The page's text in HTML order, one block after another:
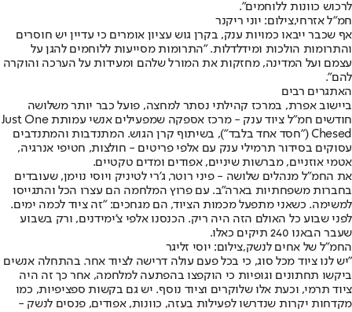
לרכוש כוונות ללוחמים".
חמ"ל אזרחי,צילום: יוני ריקנר
אף שכבר ייבאו כמויות ענק, בקרן גוש עציון אומרים כי עדיין יש חוסרים
והתרומות הולכות ומידלדלות. "התרומות מסייעות ללוחמים להגן על
עצמם ועל המדינה, מחזקות את המורל שלהם ומעידות על הערכה והוקרה
להם".
האתגרים רבים
ביישוב אפרת, במרכז קהילתי נסתר למחצה, פועל כבר יותר משלושה
חודשים חמ"ל ציוד ענק - מרכז אספקה שמפעילים אנשי עמותת Just One
Chesed ("חסד אחד בלבד"), בשיתוף קרן הגוש. המתנדבות והמתנדבים
עסוקים בסידור תרמילי ענק עם אלפי פריטים - חולצות, חטיפי אנרגיה,
אטמי אוזניים, מברשות שיניים, אפודים ומדים טקטיים.
את החמ"ל מנהלים שלושה - פיני רוטר, ג'רי לטיניק ויוסי נוימן, שעובדים
בחברות משפחתיות בארה"ב. עם פרוץ המלחמה הם עצרו הכל והתגייסו
למשימה. כשאני מתפעל מכמות הציוד, הם מגחכים: "זה ציוד לכמה ימים.
לפני שבוע כל האולם הזה היה ריק. הכנסנו אלפי צ'ימידנים, ורק בשבוע
שעבר הבאנו 240 תיקים כאלו.
החמ"ל של אחים לנשק,צילום: יוסי זליגר
"יש לנו ציוד מכל סוג, כי בכל פעם עולה דרישה לציוד אחר. בהתחלה אנשים
ביקשו תחתונים וגופיות כי הוקפצו בהפתעה למלחמה, אחר כך זה היה
ציוד תרמי, וכעת אלו שלוקרים וציוד נוסף. יש גם בקשות ספציפיות, כמו
מקדחות יקרות שנדרשו לפעילות בעזה, כוונות, אפודים, פנסים לנשק -